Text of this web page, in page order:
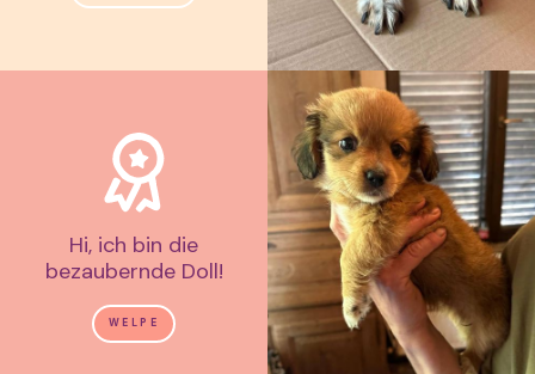
Hi, ich bin die
bezaubernde Doll!
WELPE